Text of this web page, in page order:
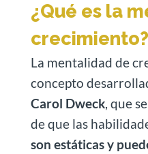
¿Qué es la
crecimiento?
La mentalidad de
concepto
Carol Dweck, que
de que las
son estáticas y